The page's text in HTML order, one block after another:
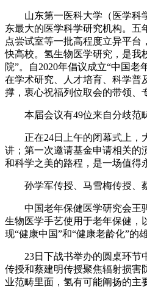
山东第一医科大学（医学科学
东最大的医学科学研究机构。五
点尝试室等一批高程度立异平
快高校。氢生物医学研究，是我
院”。自2020年倡议成立“中国
在学术研究、人才培育、科学普
撑，衷心祝福列位取会的带领、
本届会议有49位来自分歧范畴
正在24日上午的闭幕式上，大
讲；第一次邀请基金申请相关的
和科学之美的路程，是一场值得
孙学军传授、马雪梅传授、蔡
中国老年保健医学研究会王骋
生物医学手艺使用于老年保健，
现“健康中国”和“健康老龄化”的
23日下战书举办的圆桌环节中
传授和蔡建明传授聚焦辐射损害
业范畴里面，氢有可能阐扬的主